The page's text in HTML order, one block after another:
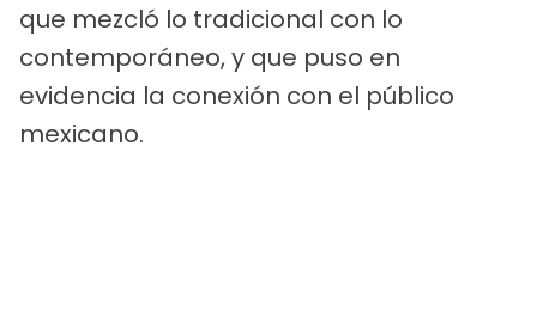
que mezcló lo tradicional con lo
contemporáneo, y que puso en
evidencia la conexión con el público
mexicano.